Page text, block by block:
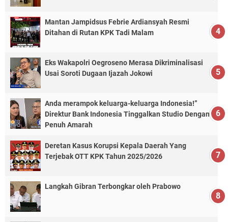
Mantan Jampidsus Febrie Ardiansyah Resmi
Ditahan di Rutan KPK Tadi Malam
Eks Wakapolri Oegroseno Merasa Dikriminalisasi
Usai Soroti Dugaan Ijazah Jokowi
Anda merampok keluarga-keluarga Indonesia!”
Direktur Bank Indonesia Tinggalkan Studio Dengan
Penuh Amarah
Deretan Kasus Korupsi Kepala Daerah Yang
Terjebak OTT KPK Tahun 2025/2026
Langkah Gibran Terbongkar oleh Prabowo